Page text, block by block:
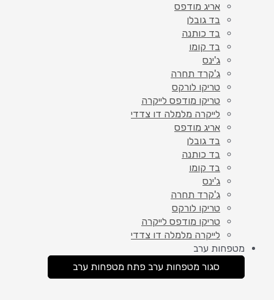
אריג מודפס
בד גובלן
בד כותנה
בד קומו
ג'ינס
ג'קרד תחרה
טריקו לורקס
טריקו מודפס לייקרה
לייקרה מלמלה דו צדדי
אריג מודפס
בד גובלן
בד כותנה
בד קומו
ג'ינס
ג'קרד תחרה
טריקו לורקס
טריקו מודפס לייקרה
לייקרה מלמלה דו צדדי
מטפחות ערב
סגור מטפחות ערב פתח מטפחות ערב